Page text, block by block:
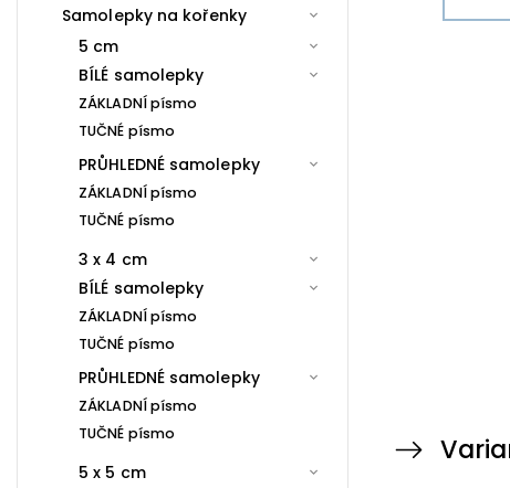
Samolepky na kořenky
5 cm
BÍLÉ samolepky
ZÁKLADNÍ písmo
TUČNÉ písmo
PRŮHLEDNÉ samolepky
ZÁKLADNÍ písmo
TUČNÉ písmo
3 x 4 cm
BÍLÉ samolepky
ZÁKLADNÍ písmo
TUČNÉ písmo
PRŮHLEDNÉ samolepky
ZÁKLADNÍ písmo
TUČNÉ písmo
5 x 5 cm